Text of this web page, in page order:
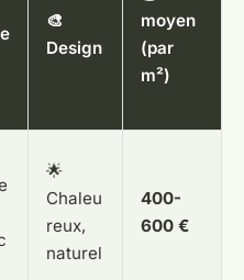
🎨
Design
moyen
(par
m²)
🌟
Chaleu
reux,
naturel
400-
600 €